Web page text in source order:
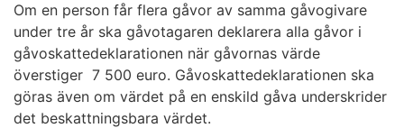
Om en person får flera gåvor av samma gåvogivare
under tre år ska gåvotagaren deklarera alla gåvor i
gåvoskattedeklarationen när gåvornas värde
överstiger 7 500 euro. Gåvoskattedeklarationen ska
göras även om värdet på en enskild gåva underskrider
det beskattningsbara värdet.